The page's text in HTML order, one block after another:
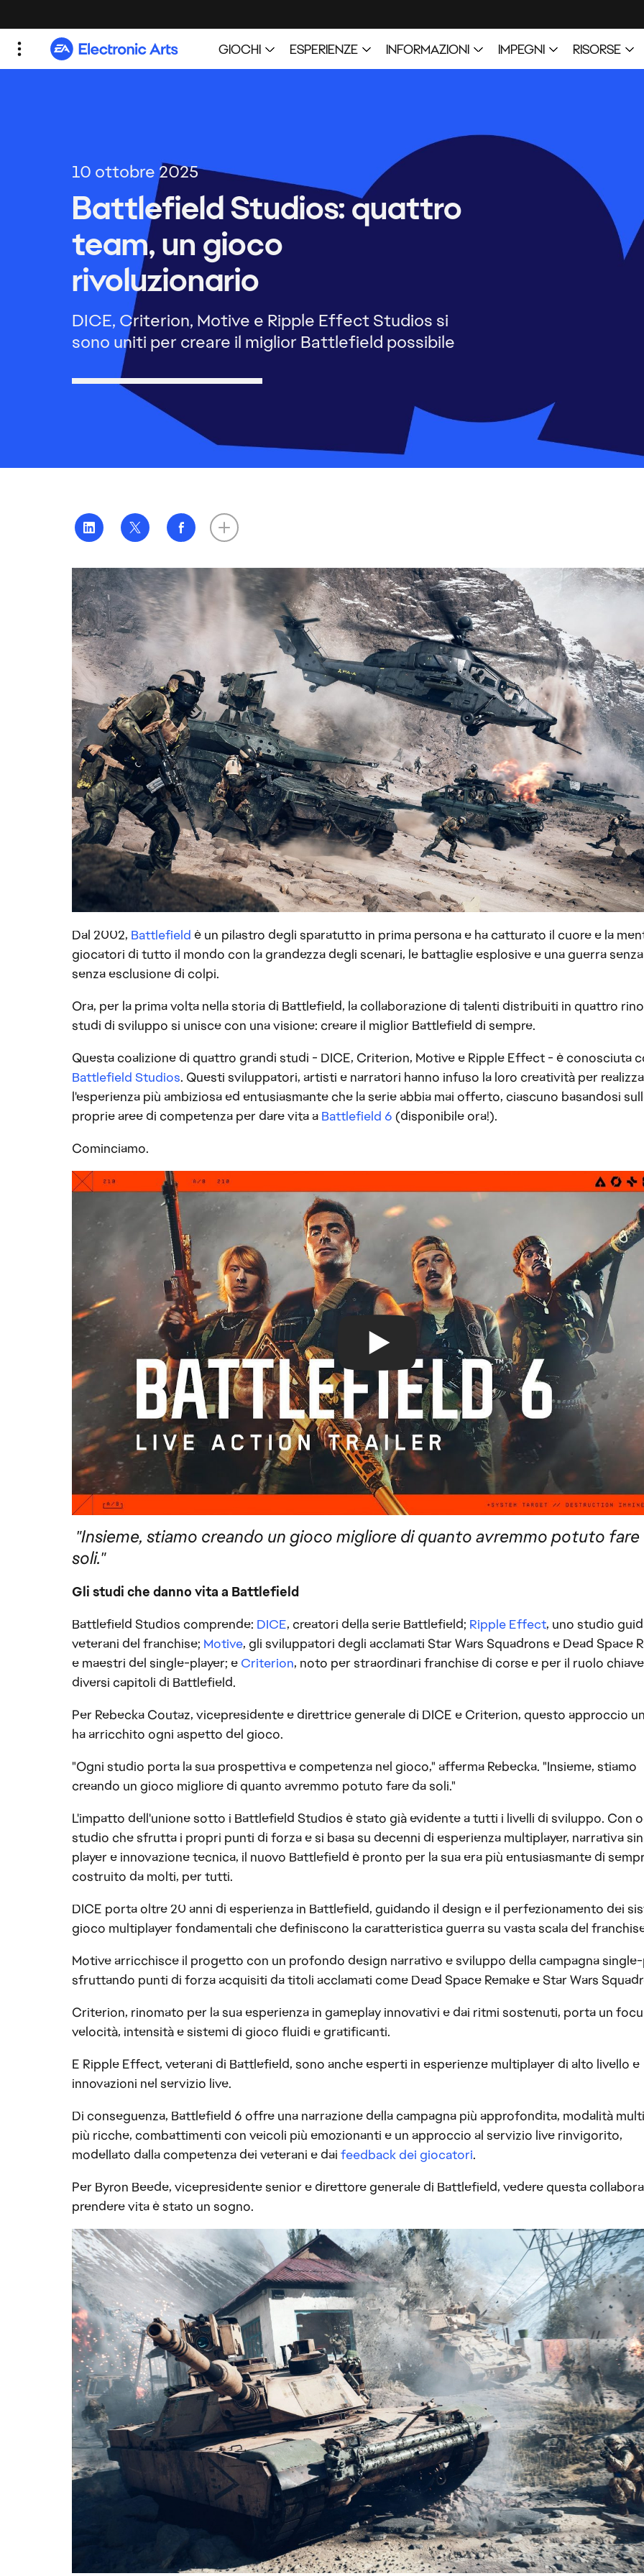
Dal 2002, Battlefield è un pilastro degli sparatutto in prima persona e ha catturato il cuore e la
giocatori di tutto il mondo con la grandezza degli scenari, le battaglie esplosive e una guerra
senza esclusione di colpi.
Ora, per la prima volta nella storia di Battlefield, la collaborazione di talenti distribuiti in quattro
studi di sviluppo si unisce con una visione: creare il miglior Battlefield di sempre.
Questa coalizione di quattro grandi studi - DICE, Criterion, Motive e Ripple Effect - è conosciuta
Battlefield Studios. Questi sviluppatori, artisti e narratori hanno infuso la loro creatività per
l'esperienza più ambiziosa ed entusiasmante che la serie abbia mai offerto, ciascuno basandosi
proprie aree di competenza per dare vita a Battlefield 6 (disponibile ora!).
Cominciamo.
"Insieme, stiamo creando un gioco migliore di quanto avremmo potuto fare
soli."
Gli studi che danno vita a Battlefield
Battlefield Studios comprende: DICE, creatori della serie Battlefield; Ripple Effect, uno studio
veterani del franchise; Motive, gli sviluppatori degli acclamati Star Wars Squadrons e Dead Space
e maestri del single-player; e Criterion, noto per straordinari franchise di corse e per il ruolo
diversi capitoli di Battlefield.
Per Rebecka Coutaz, vicepresidente e direttrice generale di DICE e Criterion, questo approccio
ha arricchito ogni aspetto del gioco.
"Ogni studio porta la sua prospettiva e competenza nel gioco," afferma Rebecka. "Insieme, stiamo
creando un gioco migliore di quanto avremmo potuto fare da soli."
L'impatto dell'unione sotto i Battlefield Studios è stato già evidente a tutti i livelli di sviluppo. Con
studio che sfrutta i propri punti di forza e si basa su decenni di esperienza multiplayer, narrativa
player e innovazione tecnica, il nuovo Battlefield è pronto per la sua era più entusiasmante di
costruito da molti, per tutti.
DICE porta oltre 20 anni di esperienza in Battlefield, guidando il design e il perfezionamento dei
gioco multiplayer fondamentali che definiscono la caratteristica guerra su vasta scala del
Motive arricchisce il progetto con un profondo design narrativo e sviluppo della campagna single-
sfruttando punti di forza acquisiti da titoli acclamati come Dead Space Remake e Star Wars
Criterion, rinomato per la sua esperienza in gameplay innovativi e dai ritmi sostenuti, porta un
velocità, intensità e sistemi di gioco fluidi e gratificanti.
E Ripple Effect, veterani di Battlefield, sono anche esperti in esperienze multiplayer di alto livello e
innovazioni nel servizio live.
Di conseguenza, Battlefield 6 offre una narrazione della campagna più approfondita, modalità
più ricche, combattimenti con veicoli più emozionanti e un approccio al servizio live rinvigorito,
modellato dalla competenza dei veterani e dai feedback dei giocatori.
Per Byron Beede, vicepresidente senior e direttore generale di Battlefield, vedere questa
prendere vita è stato un sogno.